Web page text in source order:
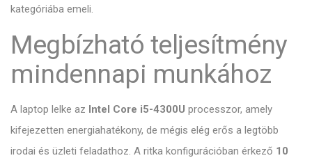
kategóriába emeli.
Megbízható teljesítmény
mindennapi munkához
A laptop lelke az Intel Core i5-4300U processzor, amely
kifejezetten energiahatékony, de mégis elég erős a legtöbb
irodai és üzleti feladathoz. A ritka konfigurációban érkező 10